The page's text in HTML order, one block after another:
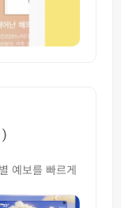
예보를 빠르게